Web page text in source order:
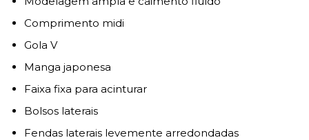
Comprimento midi
Gola V
Manga japonesa
Faixa fixa para acinturar
Bolsos laterais
Fendas laterais levemente arredondadas